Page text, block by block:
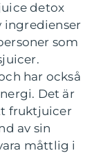
detox
ingredienser
som
har också
Det är
fruktjuicer
av sin
måttlig i